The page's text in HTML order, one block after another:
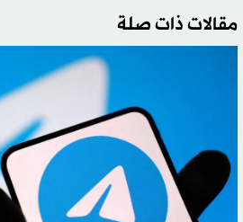
مقالات ذات صلة